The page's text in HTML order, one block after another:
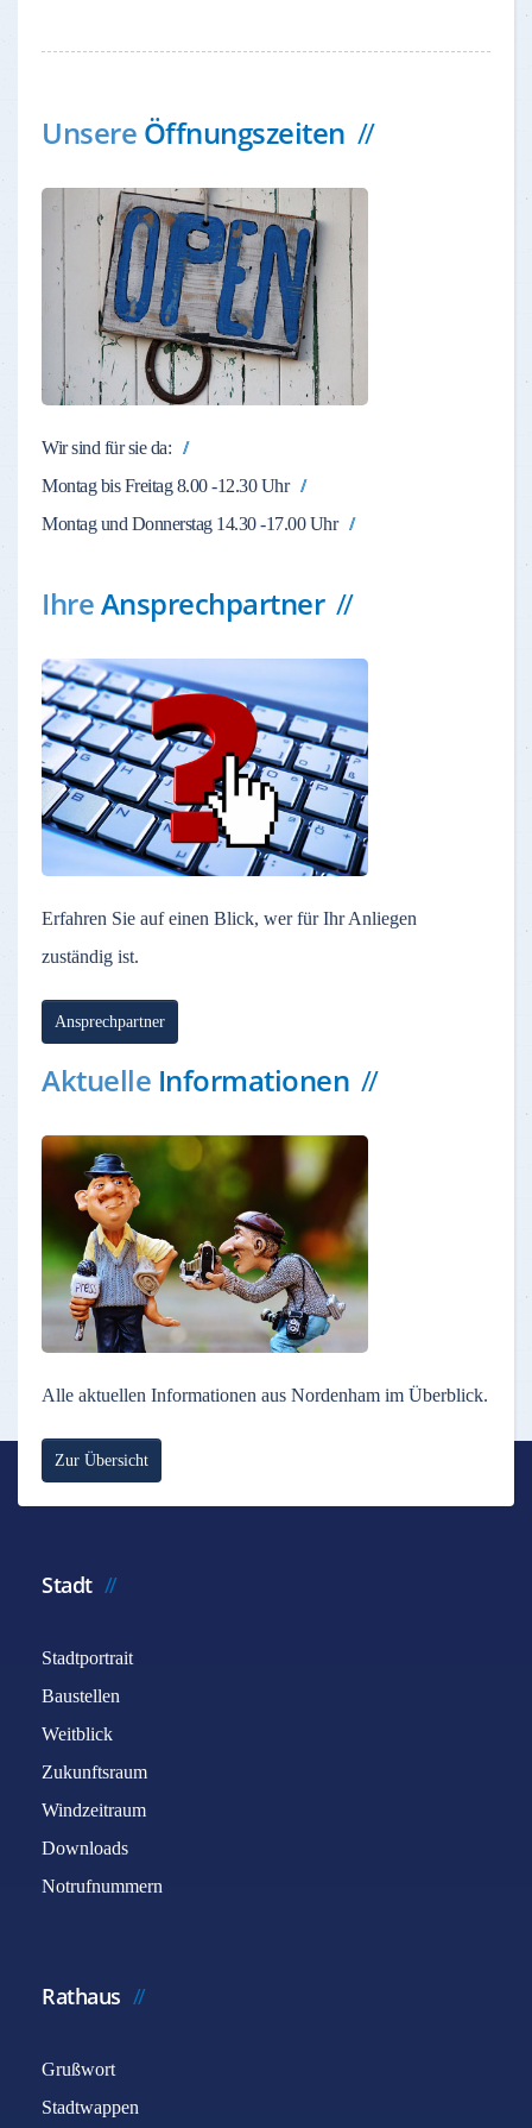
Unsere Öffnungszeiten
Wir sind für sie da:
Montag bis Freitag 8.00 -12.30 Uhr
Montag und Donnerstag 14.30 -17.00 Uhr
IhreAnsprechpartner
Erfahren Sie auf einen Blick, wer für Ihr Anliegen
zuständig ist.
Ansprechpartner
Aktuelle Informationen
Alle aktuellen Informationen aus Nordenham im Überblick.
Zur Übersicht
Stadt
Stadtportrait
Baustellen
Weitblick
Zukunftsraum
Windzeitraum
Downloads
Notrufnummern
Rathaus
Grußwort
Stadtwappen